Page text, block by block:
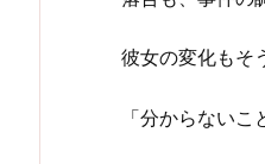
彼女の変化もそ
「分からない